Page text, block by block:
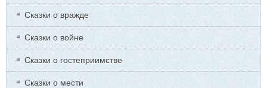
Сказки о вражде
Сказки о войне
Сказки о гостеприимстве
Сказки о мести